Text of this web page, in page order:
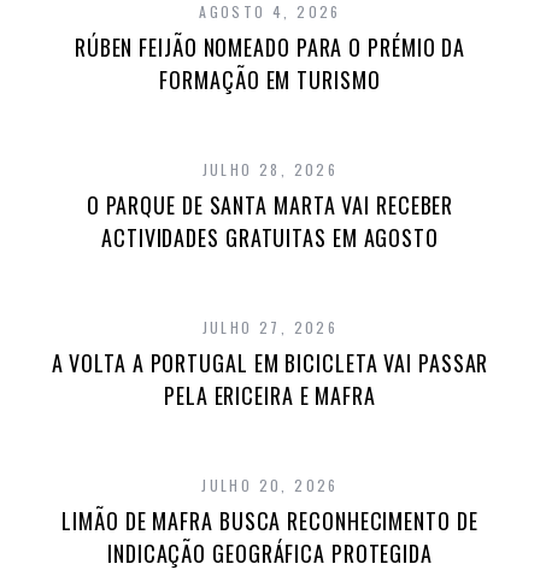
AGOSTO 4, 2026
RÚBEN FEIJÃO NOMEADO PARA O PRÉMIO DA
FORMAÇÃO EM TURISMO
JULHO 28, 2026
O PARQUE DE SANTA MARTA VAI RECEBER
ACTIVIDADES GRATUITAS EM AGOSTO
JULHO 27, 2026
A VOLTA A PORTUGAL EM BICICLETA VAI PASSAR
PELA ERICEIRA E MAFRA
JULHO 20, 2026
LIMÃO DE MAFRA BUSCA RECONHECIMENTO DE
INDICAÇÃO GEOGRÁFICA PROTEGIDA